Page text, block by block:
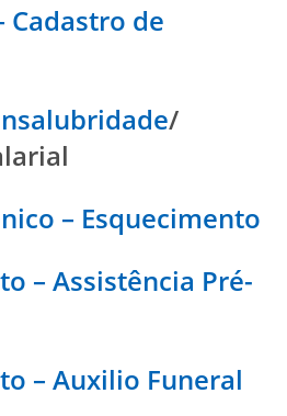
Cadastro de
/
– Esquecimento
– Assistência Pré-
– Auxilio Funeral